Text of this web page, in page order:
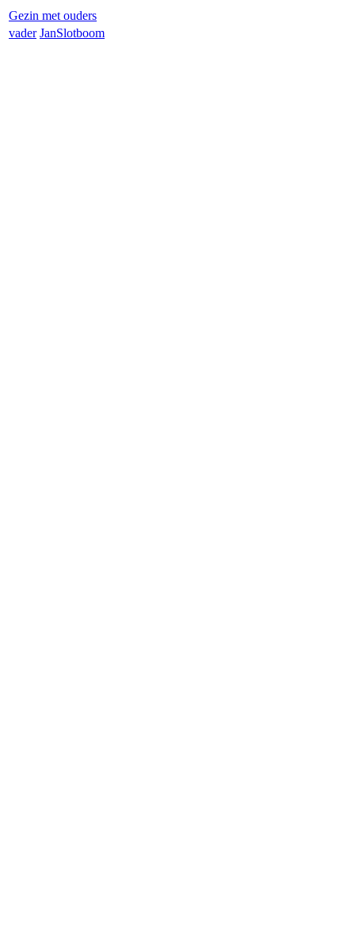
Gezin met ouders
vader JanSlotboom